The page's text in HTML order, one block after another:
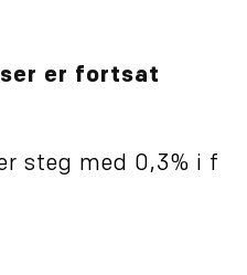
er fortsat
steg med 0,3% i f